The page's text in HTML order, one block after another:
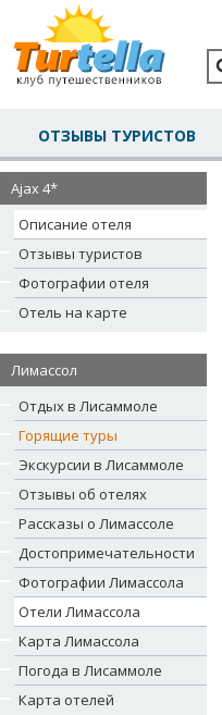
ОТЗЫВЫ ТУРИСТОВ
Ajax 4*
Описание отеля
Отзывы туристов
Фотографии отеля
Отель на карте
Лимассол
Отдых в Лисаммоле
Горящие туры
Экскурсии в Лисаммоле
Отзывы об отелях
Рассказы о Лимассоле
Достопримечательности
Фотографии Лимассола
Отели Лимассола
Карта Лимассола
Погода в Лисаммоле
Карта отелей